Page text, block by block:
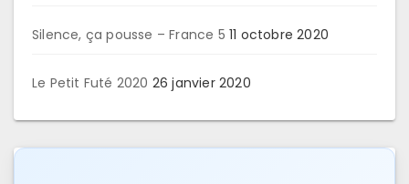
Silence, ça pousse – France 5 11 octobre 2020
Le Petit Futé 2020 26 janvier 2020